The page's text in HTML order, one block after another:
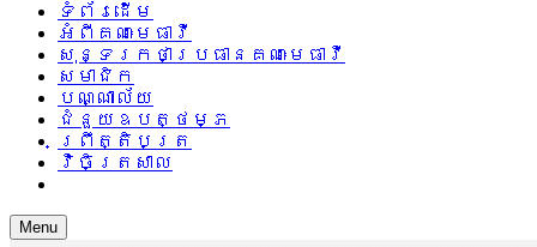
ទំព័រដើម
អំពីគណៈមេធាវី
សុន្ទរកថាប្រធានគណៈមេធាវី
សមាជិក
បណ្ណាល័យ
ជំនួយឧបត្ថម្ភ
ព្រឹត្តិបត្រ
វិចិត្រសាល
Menu